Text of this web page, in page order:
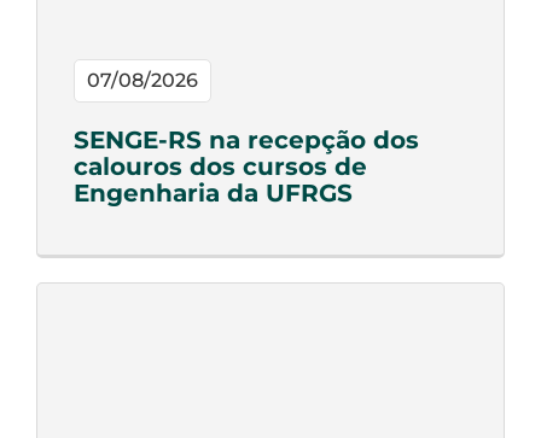
07/08/2026
SENGE-RS na recepção dos
calouros dos cursos de
Engenharia da UFRGS